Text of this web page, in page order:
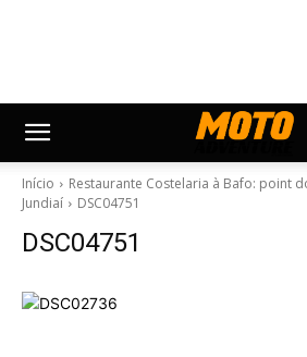
Início
Restaurante Costelaria à Bafo: point
Jundiaí
DSC04751
DSC04751